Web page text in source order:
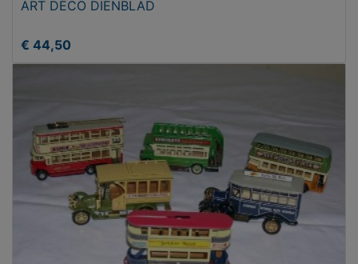
ART DÉCO DIENBLAD
€ 44,50